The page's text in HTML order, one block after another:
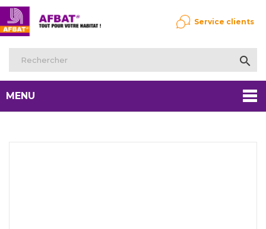

Service clients
MENU